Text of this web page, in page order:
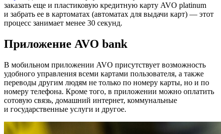
заказать еще и пластиковую кредитную карту AVO platinum
и забрать ее в картоматах (автоматах для выдачи карт) — этот
процесс занимает менее 30 секунд.
Приложение AVO bank
В мобильном приложении AVO присутствует возможность
удобного управления всеми картами пользователя, а также
переводы другим людям не только по номеру карты, но и по
номеру телефона. Кроме того, в приложении можно оплатить
сотовую связь, домашний интернет, коммунальные
и государственные услуги и другое.